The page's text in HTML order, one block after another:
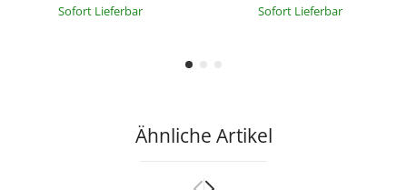
Schultertasche Handytasche
Sofort Lieferbar
Gürteltasche Crossover
Sofort Lieferbar
Ähnliche Artikel